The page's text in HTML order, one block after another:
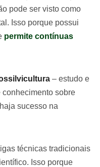
pode ser visto como
Isso porque possui
permite contínuas
– estudo e
conhecimento sobre
sucesso na
técnicas tradicionais
Isso porque